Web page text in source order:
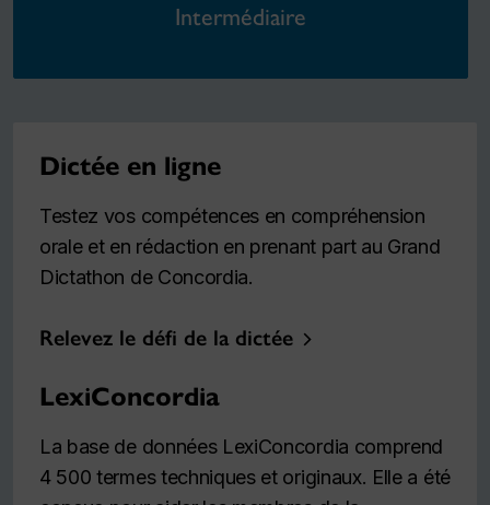
Intermédiaire
Dictée en ligne
Testez vos compétences en compréhension
orale et en rédaction en prenant part au Grand
Dictathon de Concordia.
Relevez le défi de la dictée
LexiConcordia
La base de données LexiConcordia comprend
4 500 termes techniques et originaux. Elle a été